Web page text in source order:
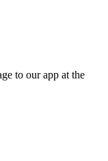
to our app at the